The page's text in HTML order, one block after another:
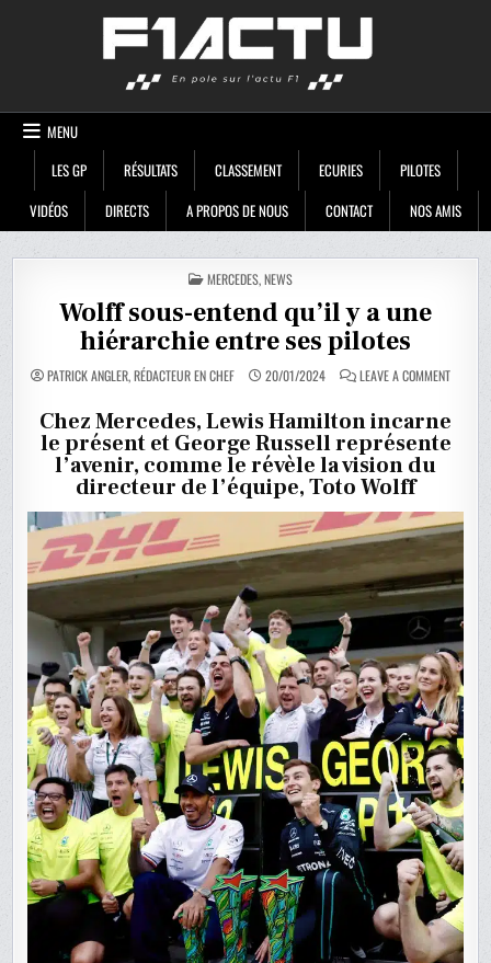
MENU
LES GP
RÉSULTATS CLASSEMENT ECURIES
PILOTES
VIDÉOS
DIRECTS A PROPOS DE NOUS CONTACT NOS AMIS
POSTED
IN
MERCEDES,NEWS
Wolff sous-entend qu’il y a une
hiérarchie entre ses pilotes
PATRICK ANGLER, RÉDACTEUR EN CHEF 20/01/2024 LEAVE A COMMENTON
WOLFF
ENTEND
QU’IL
Y
A
PILOTES
Chez Mercedes, Lewis Hamilton incarne
le présent et George Russell représente
l’avenir, comme le révèle la vision du
directeur de l’équipe, Toto Wolff